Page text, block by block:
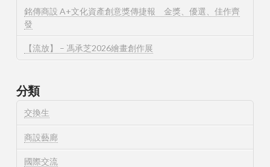
銘傳商設 A+文化資產創意獎傳捷報 金獎、優選、佳作齊
發
【流放】 – 馮承芝2026繪畫創作展
分類
交換生
商設藝廊
國際交流